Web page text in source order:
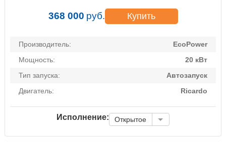
368 000 руб. Купить
Производитель:
EcoPower
Мощность:
20 кВт
Тип запуска:
Автозапуск
Двигатель:
Ricardo
Исполнение: Открытое